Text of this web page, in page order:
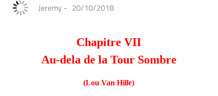
Jeremy - 20/10/2018
Chapitre VII
Au-dela de la Tour Sombre
(Lou Van Hille)